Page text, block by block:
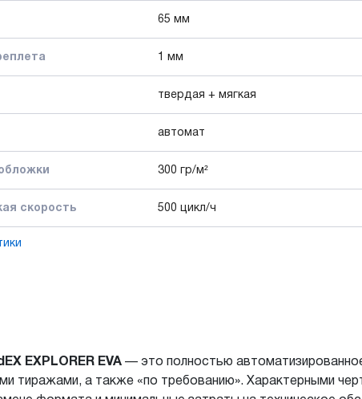
65 мм
1 мм
твердая + мягкая
автомат
300 гр/м²
скорость 500 цикл/ч
EXPLORER EVA — это полностью
тиражами, а также «по требованию». Характерными